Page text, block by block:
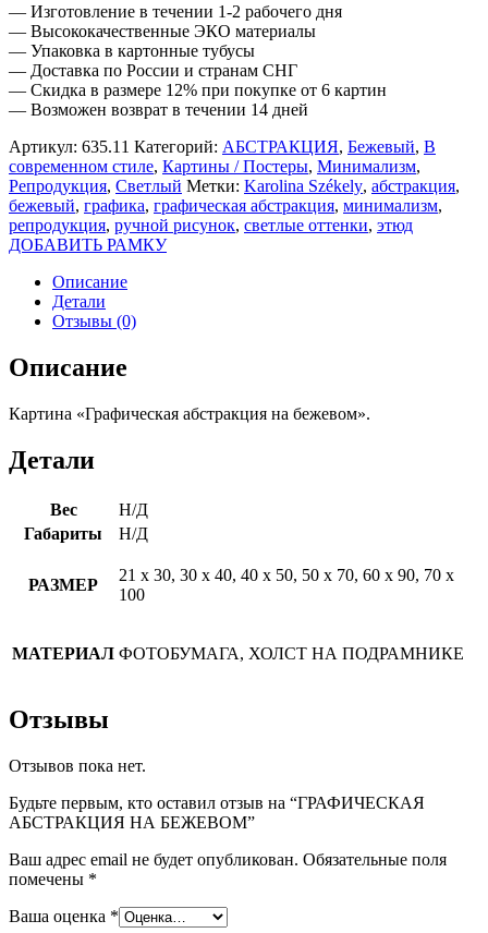
— Изготовление в течении 1-2 рабочего дня
— Высококачественные ЭКО материалы
— Упаковка в картонные тубусы
— Доставка по России и странам СНГ
— Скидка в размере 12% при покупке от 6 картин
— Возможен возврат в течении 14 дней
Артикул: 635.11 Категорий: АБСТРАКЦИЯ, Бежевый, В
современном стиле, Картины / Постеры, Минимализм,
Репродукция, Светлый Метки: Karolina Székely, абстракция,
бежевый, графика, графическая абстракция, минимализм,
репродукция, ручной рисунок, светлые оттенки, этюд
ДОБАВИТЬ РАМКУ
Описание
Детали
Отзывы (0)
Описание
Картина «Графическая абстракция на бежевом».
Детали
Вес
Н/Д
Габариты
Н/Д
РАЗМЕР
21 х 30, 30 х 40, 40 х 50, 50 х 70, 60 х 90, 70 х
100
МАТЕРИАЛ ФОТОБУМАГА, ХОЛСТ НА ПОДРАМНИКЕ
Отзывы
Отзывов пока нет.
Будьте первым, кто оставил отзыв на “ГРАФИЧЕСКАЯ
АБСТРАКЦИЯ НА БЕЖЕВОМ”
Ваш адрес email не будет опубликован. Обязательные поля
помечены *
Ваша оценка *